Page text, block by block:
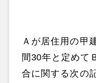
Ａが居住用の甲
間30年と定めて
合に関する次の